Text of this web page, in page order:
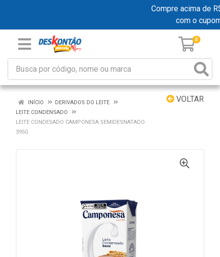
Compre acima de
com o
0
VOLTAR
INÍCIO
DERIVADOS DO LEITE
LEITE CONDENSADO
LEITE CONDESADO CAMPONESA SEMIDESNATADO
395G